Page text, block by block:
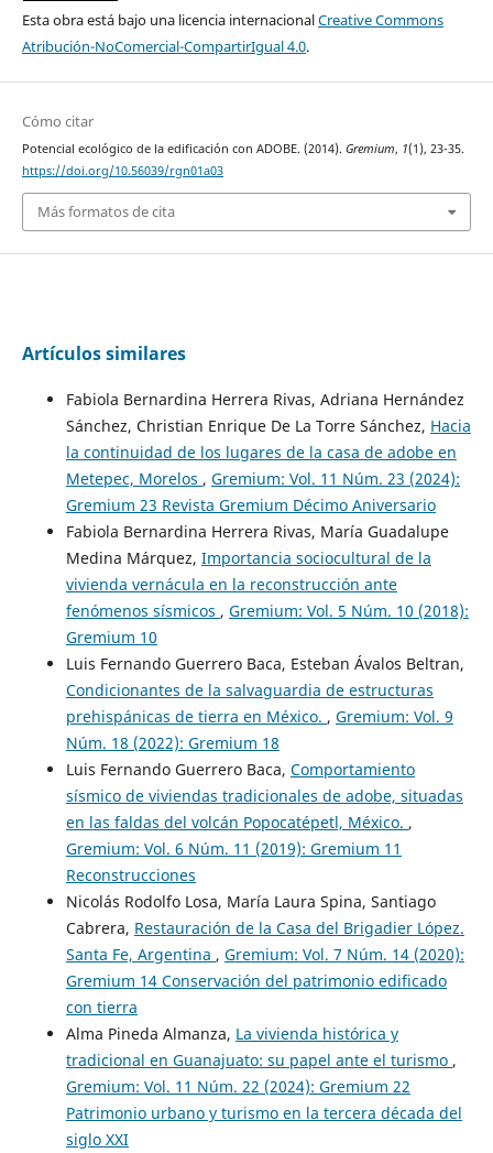
Esta obra está bajo una licencia internacionalCreative Commons
Atribución-NoComercial-CompartirIgual 4.0.
Cómo citar
Potencial ecológico de la edificación con ADOBE. (2014). Gremium, 1(1), 23-35.
https://doi.org/10.56039/rgn01a03
Más formatos de cita
Artículos similares
Fabiola Bernardina Herrera Rivas, Adriana Hernández
Sánchez, Christian Enrique De La Torre Sánchez, Hacia
la continuidad de los lugares de la casa de adobe en
Metepec, Morelos , Gremium: Vol. 11 Núm. 23 (2024):
Gremium 23 Revista Gremium Décimo Aniversario
Fabiola Bernardina Herrera Rivas, María Guadalupe
Medina Márquez, Importancia sociocultural de la
vivienda vernácula en la reconstrucción ante
fenómenos sísmicos , Gremium: Vol. 5 Núm. 10 (2018):
Gremium 10
Luis Fernando Guerrero Baca, Esteban Ávalos Beltran,
Condicionantes de la salvaguardia de estructuras
prehispánicas de tierra en México. , Gremium: Vol. 9
Núm. 18 (2022): Gremium 18
Luis Fernando Guerrero Baca, Comportamiento
sísmico de viviendas tradicionales de adobe, situadas
en las faldas del volcán Popocatépetl, México. ,
Gremium: Vol. 6 Núm. 11 (2019): Gremium 11
Reconstrucciones
Nicolás Rodolfo Losa, María Laura Spina, Santiago
Cabrera, Restauración de la Casa del Brigadier López.
Santa Fe, Argentina , Gremium: Vol. 7 Núm. 14 (2020):
Gremium 14 Conservación del patrimonio edificado
con tierra
Alma Pineda Almanza, La vivienda histórica y
tradicional en Guanajuato: su papel ante el turismo ,
Gremium: Vol. 11 Núm. 22 (2024): Gremium 22
Patrimonio urbano y turismo en la tercera década del
siglo XXI